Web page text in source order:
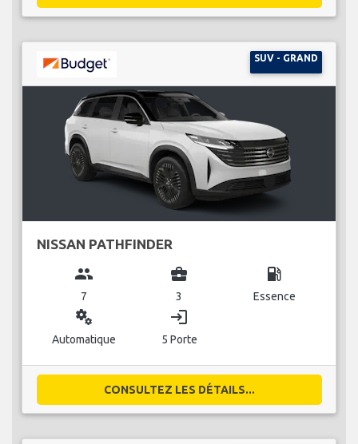
SUV - GRAND
NISSAN PATHFINDER
group
7
business_center
3
local_gas_station
Essence
miscellaneous_services
Automatique
login
5 Porte
CONSULTEZ LES DÉTAILS...